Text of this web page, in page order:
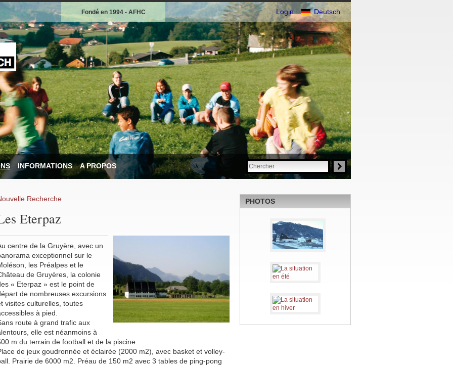
Fondé en 1994 - AFHC Login Deutsch
INFORMATIONS A PROPOS
Recherche
Eterpaz
centre de la Gruyère, avec un
exceptionnel sur le
les Préalpes et le
de Gruyères, la colonie
« Eterpaz » est le point de
de nombreuses excursions
visites culturelles, toutes
à pied.
route à grand trafic aux
elle est néanmoins à
m du terrain de football et de la piscine.
de jeux goudronnée et éclairée (2000 m2), avec basket et volley-
Prairie de 6000 m2. Préau de 150 m2 avec 3 tables de ping-pong
PHOTOS